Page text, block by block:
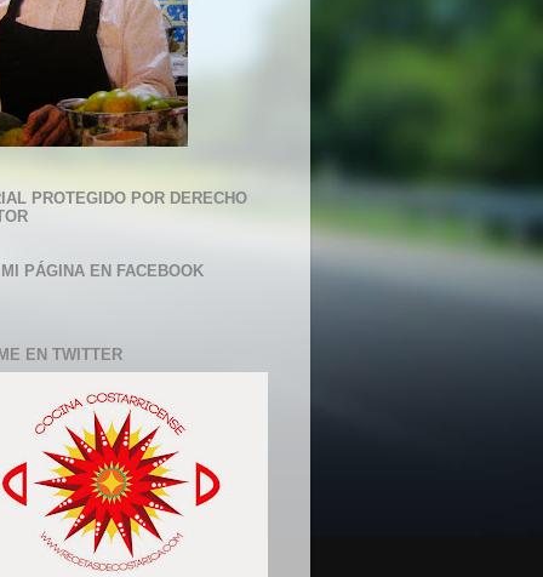
PROTEGIDO POR DERECHO
PÁGINA EN FACEBOOK
EN TWITTER